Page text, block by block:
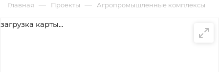
Главная — Проекты — Агропромышленные комплексы
загрузка карты...